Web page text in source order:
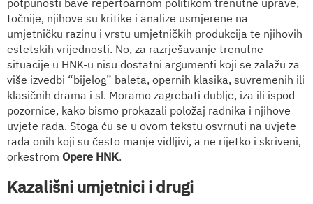
točnije, njihove su kritike i analize usmjerene na
umjetničku razinu i vrstu umjetničkih produkcija te njihovih
estetskih vrijednosti. No, za razrješavanje trenutne
situacije u HNK-u nisu dostatni argumenti koji se zalažu za
više izvedbi “bijelog” baleta, opernih klasika, suvremenih ili
klasičnih drama i sl. Moramo zagrebati dublje, iza ili ispod
pozornice, kako bismo prokazali položaj radnika i njihove
uvjete rada. Stoga ću se u ovom tekstu osvrnuti na uvjete
rada onih koji su često manje vidljivi, a ne rijetko i skriveni,
orkestrom Opere HNK.
Kazališni umjetnici i drugi